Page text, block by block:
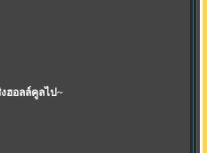
ฮอลล์คูลไป~